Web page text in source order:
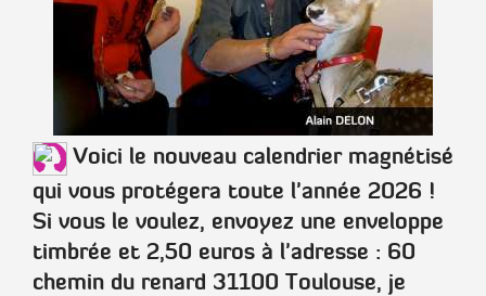
Voici le nouveau calendrier magnétisé
qui vous protégera toute l'année 2026 !
Si vous le voulez, envoyez une enveloppe
timbrée et 2,50 euros à l'adresse : 60
chemin du renard 31100 Toulouse, je